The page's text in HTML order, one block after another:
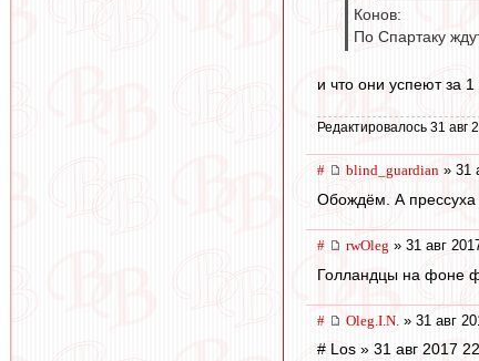
Конов:
По Спартаку
и что они успеют за
Редактировалось 31 авг
# blind_guardian » 31
Обождём. А прессуха
# rwOleg » 31 авг
Голландцы на фоне
# Oleg.I.N. » 31 авг
# Los » 31 авг 2017